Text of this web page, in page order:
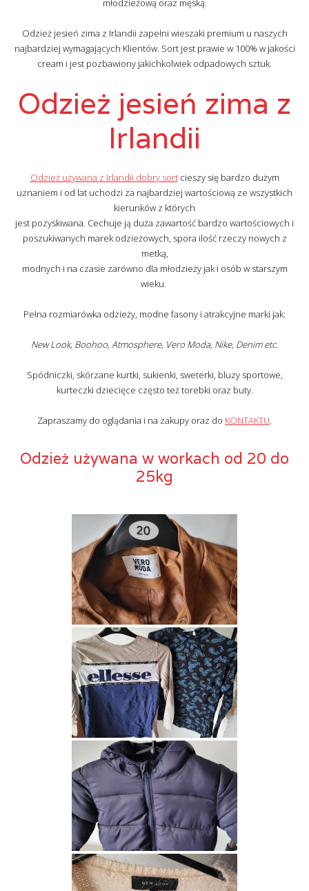
młodzieżową oraz męską.
Odzież jesień zima z Irlandii zapełni wieszaki premium u naszych
najbardziej wymagających Klientów. Sort jest prawie w 100% w jakości
cream i jest pozbawiony jakichkolwiek odpadowych sztuk.
Odzież jesień zima z
Irlandii
Odzież używana z Irlandii dobry sortcieszy się bardzo dużym
uznaniem i od lat uchodzi za najbardziej wartościową ze wszystkich
kierunków z których
jest pozyskiwana. Cechuje ją duża zawartość bardzo wartościowych i
poszukiwanych marek odzieżowych, spora ilość rzeczy nowych z
metką,
modnych i na czasie zarówno dla młodzieży jak i osób w starszym
wieku.
Pełna rozmiarówka odzieży, modne fasony i atrakcyjne marki jak:
New Look, Boohoo, Atmosphere, Vero Moda, Nike, Denim etc.
Spódniczki, skórzane kurtki, sukienki, sweterki, bluzy sportowe,
kurteczki dziecięce często też torebki oraz buty.
Zapraszamy do oglądania i na zakupy oraz do KONTAKTU.
Odzież używana w workach od 20 do
25kg